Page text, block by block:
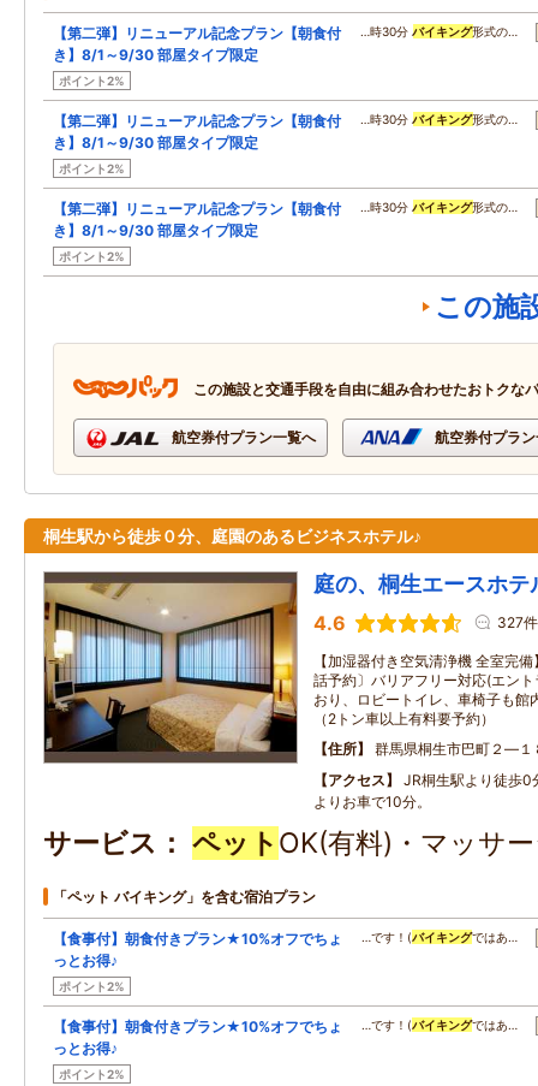
【第二弾】リニューアル記念プラン【朝食付
き】8/1～9/30 部屋タイプ限定
ポイント2%
…時30分バイキング形式の…
【第二弾】リニューアル記念プラン【朝食付
き】8/1～9/30 部屋タイプ限定
ポイント2%
…時30分バイキング形式の…
【第二弾】リニューアル記念プラン【朝食付
き】8/1～9/30 部屋タイプ限定
ポイント2%
…時30分バイキング形式の…
この施
この施設と交通手段を自由に組み合わせたおトクな
航空券付プラン一覧へ 航空券付プラ
桐生駅から徒歩０分、庭園のあるビジネスホテル♪
庭の、桐生エースホテ
4.6 327件
【加湿器付き空気清浄機 全室完
話予約〕バリアフリー対応(エン
おり、ロビートイレ、車椅子も館
（2トン車以上有料要予約）
住所
群馬県桐生市巴町２―
アクセス
JR桐生駅より徒歩0
よりお車で10分。
サービス ペット OK(有料)・マッサ
「ペット バイキング」を含む宿泊プラン
【食事付】朝食付きプラン★10%オフでちょ
っとお得♪
ポイント2%
…です！(バイキングではあ…
【食事付】朝食付きプラン★10%オフでちょ
っとお得♪
ポイント2%
…です！(バイキングではあ…